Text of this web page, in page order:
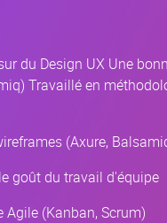
du Design UX Une
Travaillé en
(Axure,
goût du travail d'équipe
(Kanban, Scrum)